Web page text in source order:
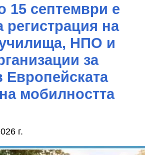
септември е
регистрация на
НПО и
за
Европейската
мобилността
г.